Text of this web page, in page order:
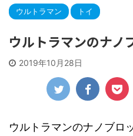
ウルトラマン トイ
ウルトラマンのナノ
2019年10月28日
ウルトラマンのナノブロ